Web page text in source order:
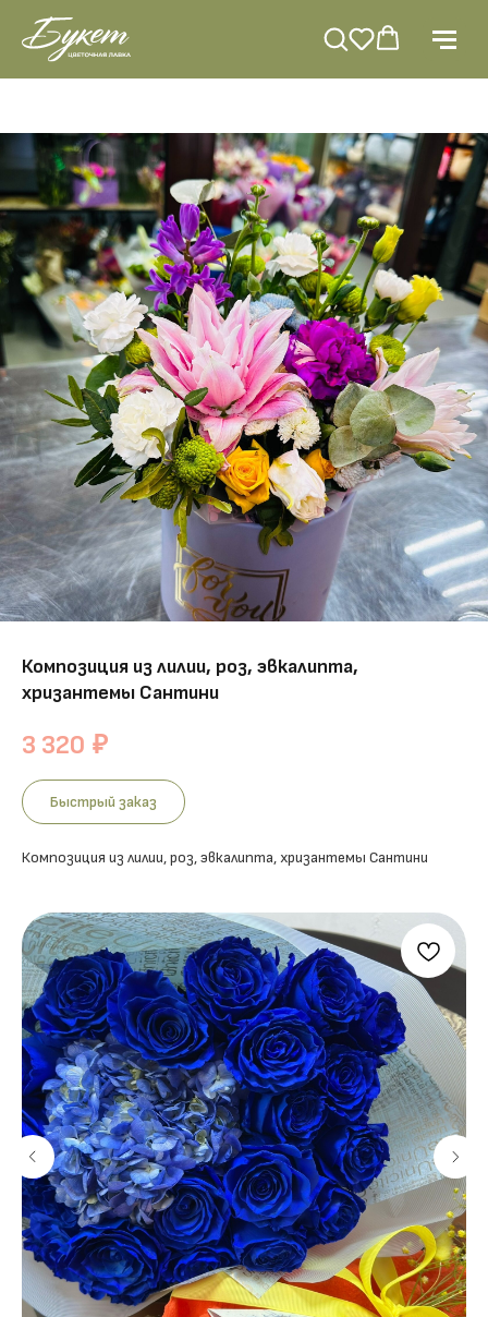
Композиция из лилии, роз, эвкалипта,
хризантемы Сантини
3 320 ₽
Быстрый заказ
Композиция из лилии, роз, эвкалипта, хризантемы Сантини